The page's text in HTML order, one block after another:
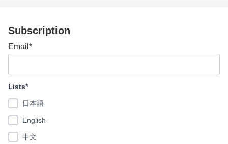
Subscription
Email*
Lists*
日本語
English
中文